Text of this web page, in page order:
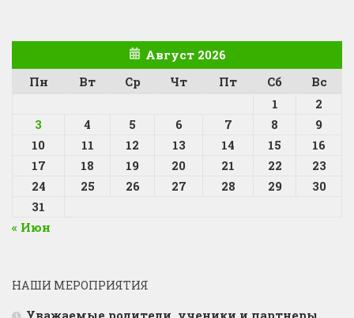
Август 2026
Пн
Вт Ср Чт Пт Сб
Вс
1
2
3
4 5 6 7 8
9
10
11 12 13 14 15
16
17
18 19 20 21 22
23
24
25 26 27 28 29
30
31
« Июн
НАШИ МЕРОПРИЯТИЯ
Уважаемые родители, ученики и партнеры